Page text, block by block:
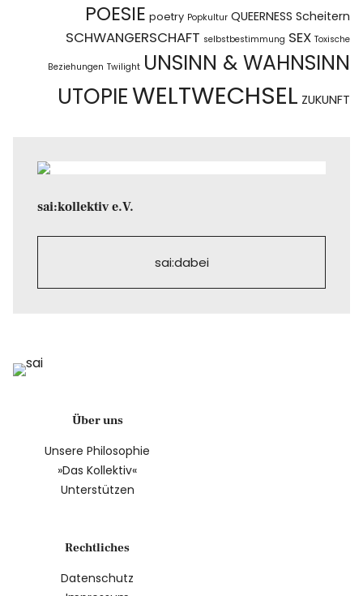
POESIE poetry Popkultur QUEERNESS Scheitern
SCHWANGERSCHAFT selbstbestimmung SEX Toxische
Beziehungen Twilight UNSINN & WAHNSINN
UTOPIEWELTWECHSEL ZUKUNFT
sai:kollektiv e.V.
sai:dabei
Über uns
Unsere Philosophie
»Das Kollektiv«
Unterstützen
Rechtliches
Datenschutz